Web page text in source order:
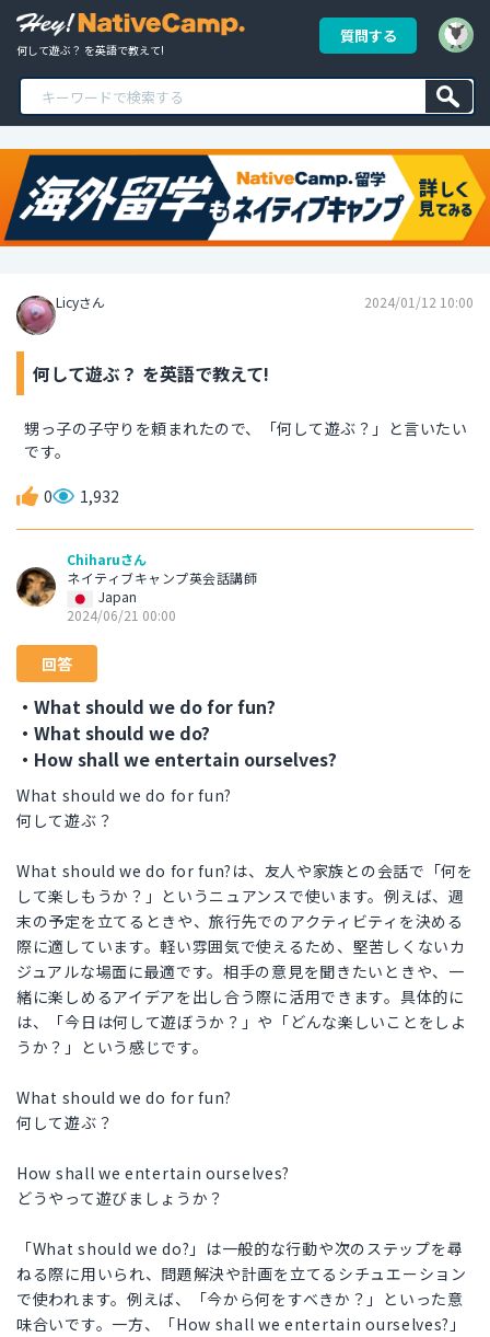
何して遊ぶ？ を英語で教えて!
質問する
Licyさん 2024/01/12 10:00
何して遊ぶ？ を英語で教えて!
甥っ子の子守りを頼まれたので、「何して遊ぶ？」と言いたい
です。
0 1,932
Chiharuさん
ネイティブキャンプ英会話講師
Japan
2024/06/21 00:00
回答
・What should we do for fun?
・What should we do?
・How shall we entertain ourselves?
What should we do for fun?
何して遊ぶ？
What should we do for fun?は、友人や家族との会話で「何を
して楽しもうか？」というニュアンスで使います。例えば、週
末の予定を立てるときや、旅行先でのアクティビティを決める
際に適しています。軽い雰囲気で使えるため、堅苦しくないカ
ジュアルな場面に最適です。相手の意見を聞きたいときや、一
緒に楽しめるアイデアを出し合う際に活用できます。具体的に
は、「今日は何して遊ぼうか？」や「どんな楽しいことをしよ
うか？」という感じです。
What should we do for fun?
何して遊ぶ？
How shall we entertain ourselves?
どうやって遊びましょうか？
「What should we do?」は一般的な行動や次のステップを尋
ねる際に用いられ、問題解決や計画を立てるシチュエーション
で使われます。例えば、「今から何をすべきか？」といった意
味合いです。一方、「How shall we entertain ourselves?」